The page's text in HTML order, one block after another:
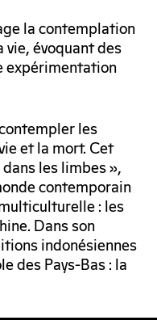
la contemplation
évoquant des
expérimentation
les
et la mort. Cet
les limbes »,
contemporain
: les
Dans son
indonésiennes
des Pays-Bas : la